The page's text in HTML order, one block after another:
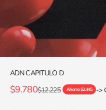
ADN CAPITULO D
Precio de oferta
$9.780Precio normal
$12.225 Ahorra $2.445 ->